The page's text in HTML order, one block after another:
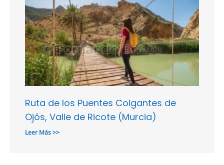
Ruta de los Puentes Colgantes de
Ojós, Valle de Ricote (Murcia)
Leer Más >>